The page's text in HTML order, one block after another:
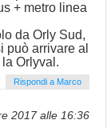
+ metro linea
da Orly Sud,
può arrivare al
Orlyval.
Rispondi a Marco
2017 alle 16:36